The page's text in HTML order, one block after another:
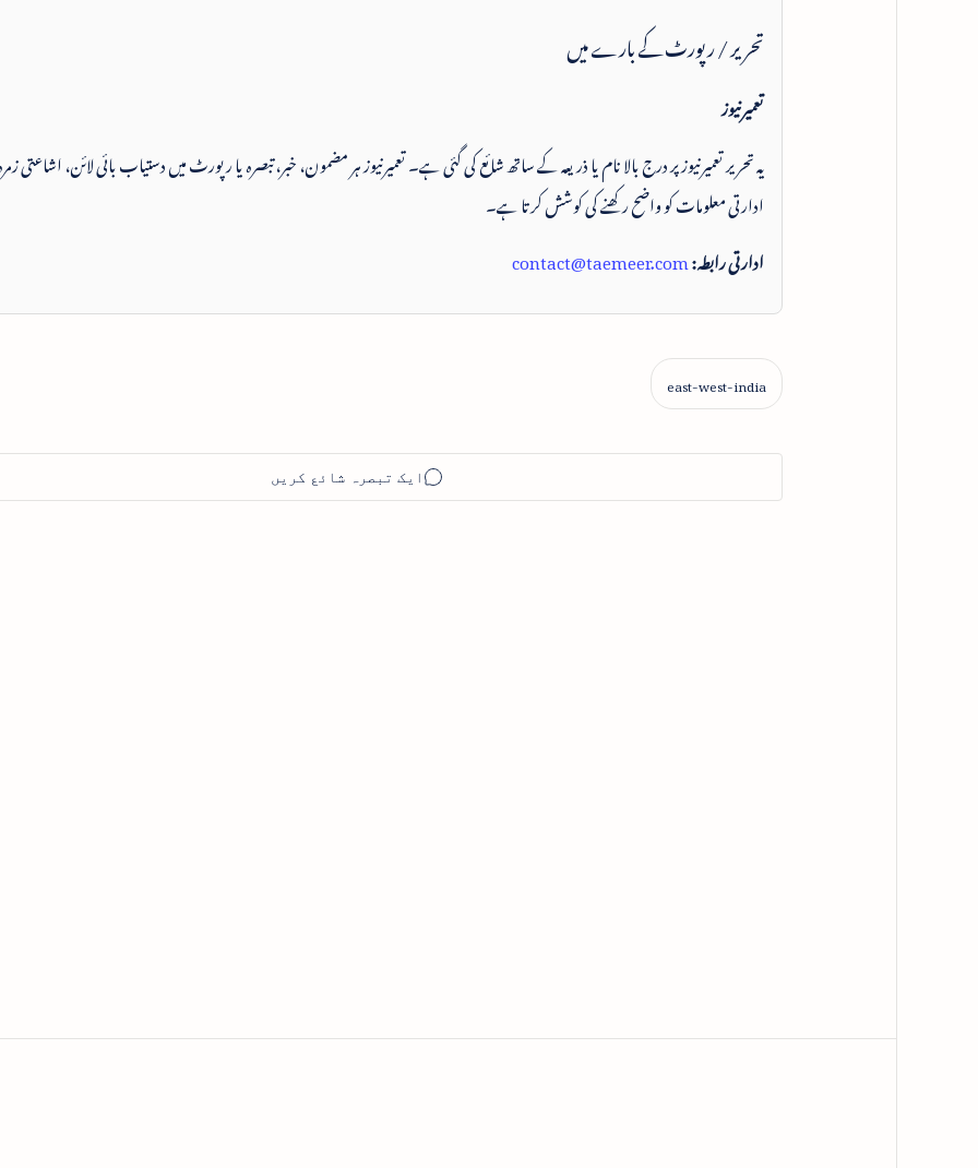
تحریر / رپورٹ کے بارے میں
تعمیرنیوز
یہ تحریر تعمیرنیوز پر درج بالا نام یا ذریعہ کے ساتھ شائع کی گئی ہے۔ تعمیرنیوز ہر مضمون، خبر، تبصرہ یا رپورٹ میں دستیاب بائی لائن، اشاعتی
ادارتی معلومات کو واضح رکھنے کی کوشش کرتا ہے۔
ادارتی رابطہ:contact@taemeer.com